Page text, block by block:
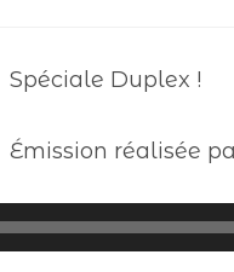
Spéciale Duplex !
Émission réalisée